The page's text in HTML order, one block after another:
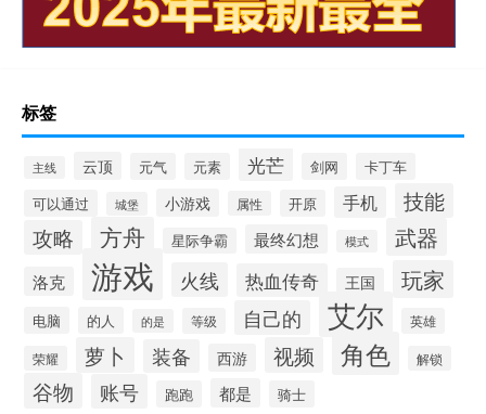
标签
主线 云顶 元气 元素 光芒 剑网
卡丁车
可以通过
城堡 小游戏 属性 开原 手机
技能
攻略
方舟 星际争霸 最终幻想 模式 武器
洛克 游戏 火线 热血传奇 王国 玩家
电脑 的人 的是 等级 自己的 艾尔 英雄
荣耀 萝卜 装备 西游 视频 角色 解锁
谷物 账号 跑跑 都是 骑士